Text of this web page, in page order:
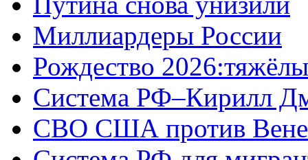
Миллиардеры России
Рождество
Система РФ–Кирилл
СВО США против